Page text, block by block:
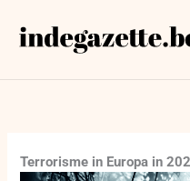
naar
Terrorisme in Europa in